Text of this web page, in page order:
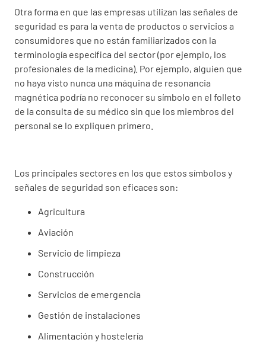
Otra forma en que las empresas utilizan las señales de
seguridad es para la venta de productos o servicios a
consumidores que no están familiarizados con la
terminología específica del sector (por ejemplo, los
profesionales de la medicina). Por ejemplo, alguien que
no haya visto nunca una máquina de resonancia
magnética podría no reconocer su símbolo en el folleto
de la consulta de su médico sin que los miembros del
personal se lo expliquen primero.
Los principales sectores en los que estos símbolos y
señales de seguridad son eficaces son:
Agricultura
Aviación
Servicio de limpieza
Construcción
Servicios de emergencia
Gestión de instalaciones
Alimentación y hostelería